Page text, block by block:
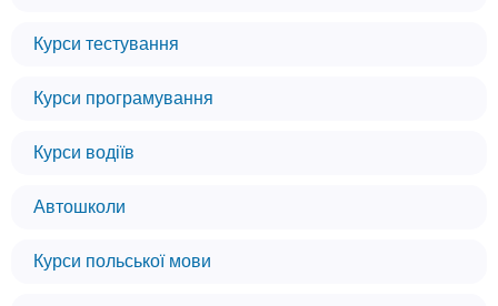
Курси тестування
Курси програмування
Курси водіїв
Автошколи
Курси польської мови